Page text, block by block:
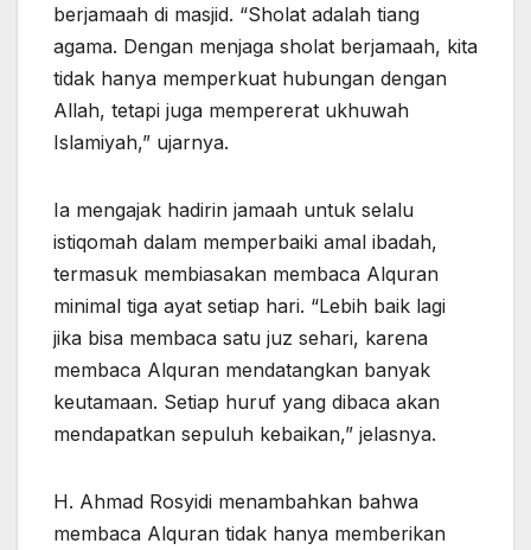
berjamaah di masjid. “Sholat adalah tiang
agama. Dengan menjaga sholat berjamaah, kita
tidak hanya memperkuat hubungan dengan
Allah, tetapi juga mempererat ukhuwah
Islamiyah,” ujarnya.
Ia mengajak hadirin jamaah untuk selalu
istiqomah dalam memperbaiki amal ibadah,
termasuk membiasakan membaca Alquran
minimal tiga ayat setiap hari. “Lebih baik lagi
jika bisa membaca satu juz sehari, karena
membaca Alquran mendatangkan banyak
keutamaan. Setiap huruf yang dibaca akan
mendapatkan sepuluh kebaikan,” jelasnya.
H. Ahmad Rosyidi menambahkan bahwa
membaca Alquran tidak hanya memberikan